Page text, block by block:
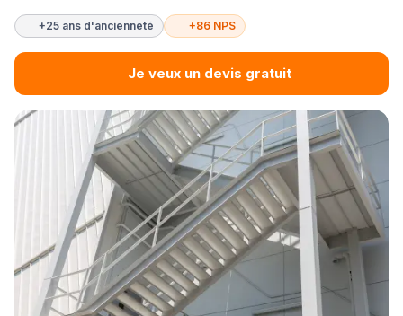
+25 ans d'ancienneté +86 NPS
Je veux un devis gratuit